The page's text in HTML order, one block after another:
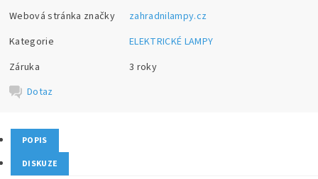
Webová stránka značky
zahradnilampy.cz
Kategorie
ELEKTRICKÉ LAMPY
Záruka
3 roky
Dotaz
POPIS
DISKUZE